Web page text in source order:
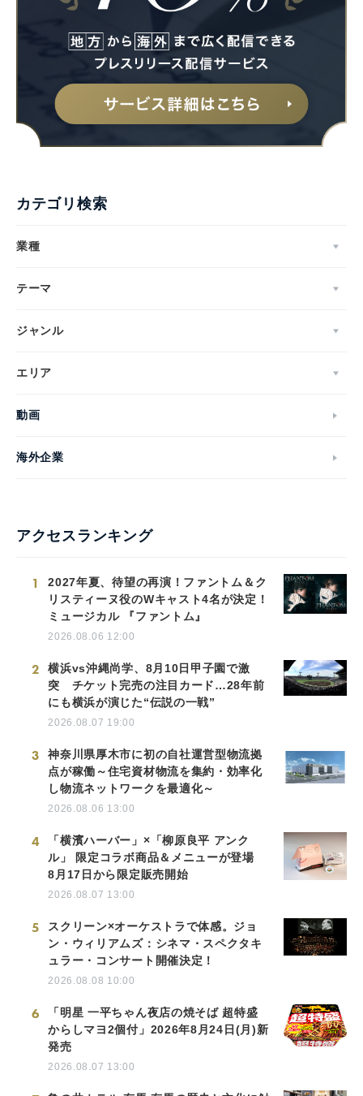
カテゴリ検索
業種
テーマ
ジャンル
エリア
動画
海外企業
アクセスランキング
1
2027年夏、待望の再演！ファントム＆ク
リスティーヌ役のWキャスト4名が決定！
ミュージカル 『ファントム』
2026.08.06 12:00
2
横浜vs沖縄尚学、8月10日甲子園で激
突 チケット完売の注目カード…28年前
にも横浜が演じた“伝説の一戦”
2026.08.07 19:00
3
神奈川県厚木市に初の自社運営型物流拠
点が稼働～住宅資材物流を集約・効率化
し物流ネットワークを最適化～
2026.08.06 13:00
4
「横濱ハーバー」×「柳原良平 アンク
ル」 限定コラボ商品＆メニューが登場
8月17日から限定販売開始
2026.08.07 13:00
5
スクリーン×オーケストラで体感。ジョ
ン・ウィリアムズ：シネマ・スペクタキ
ュラー・コンサート開催決定！
2026.08.08 10:00
6
「明星 一平ちゃん夜店の焼そば 超特盛
からしマヨ2個付」2026年8月24日(月)新
発売
2026.08.07 13:00